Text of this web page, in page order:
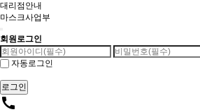
대리점안내
마스크사업부
회원로그인
자동로그인
call